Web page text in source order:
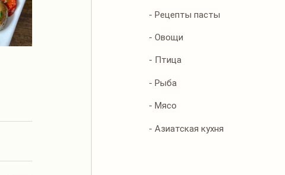
- Рецепты пасты
- Овощи
- Птица
- Рыба
- Мясо
- Азиатская кухня